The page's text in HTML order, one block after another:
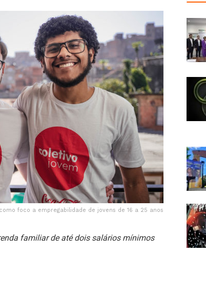
foco a empregabilidade de jovens de 16 a 25 anos
familiar de até dois salários mínimos